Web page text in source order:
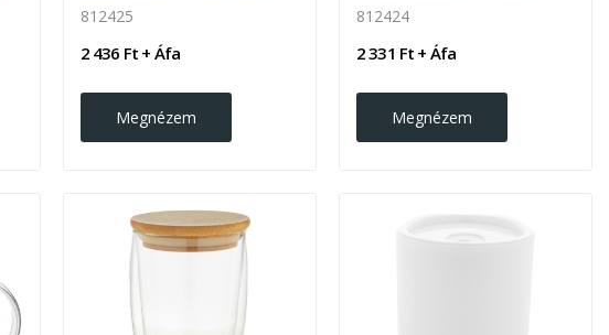
812425
2 436 Ft + Áfa
Megnézem
812424
2 331 Ft + Áfa
Megnézem